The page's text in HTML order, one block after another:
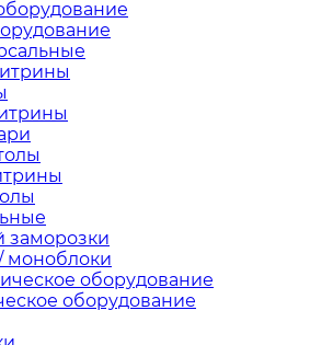
моноблоки
оборудование